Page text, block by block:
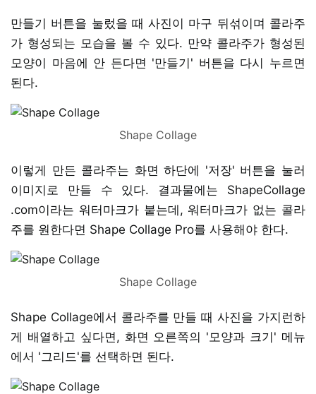
만들기 버튼을 눌렀을 때 사진이 마구 뒤섞이며 콜라주
가 형성되는 모습을 볼 수 있다. 만약 콜라주가 형성된
모양이 마음에 안 든다면 '만들기' 버튼을 다시 누르면
된다.
Shape Collage
이렇게 만든 콜라주는 화면 하단에 '저장' 버튼을 눌러
이미지로 만들 수 있다. 결과물에는 ShapeCollage
.com이라는 워터마크가 붙는데, 워터마크가 없는 콜라
주를 원한다면 Shape Collage Pro를 사용해야 한다.
Shape Collage
Shape Collage에서 콜라주를 만들 때 사진을 가지런하
게 배열하고 싶다면, 화면 오른쪽의 '모양과 크기' 메뉴
에서 '그리드'를 선택하면 된다.